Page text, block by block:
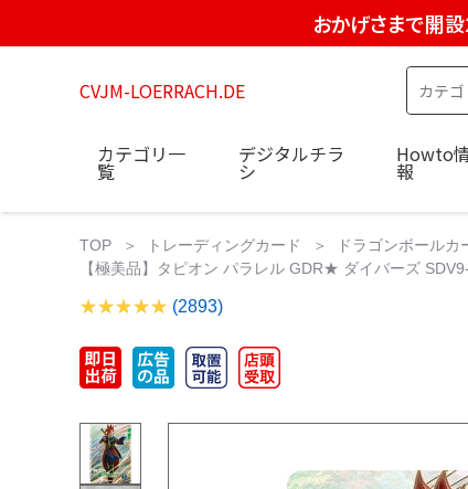
おかげさまで開
CVJM-LOERRACH.DE
カテゴリ一
覧
デジタルチラ
シ
Howto
報
TOP トレーディングカード
ドラゴンボールカ
【極美品】タピオン パラレル GDR★ ダイバーズ
(2893)